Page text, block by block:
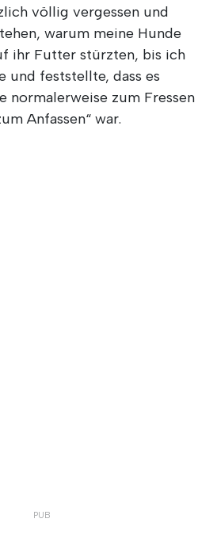
völlig vergessen und
warum meine Hunde
ihr Futter stürzten, bis ich
und feststellte, dass es
normalerweise zum Fressen
Anfassen“ war.